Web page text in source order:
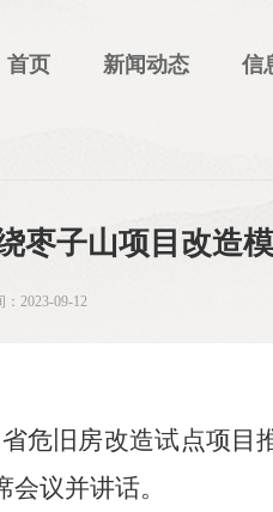
首页 新闻动态 信
枣子山项目改造
2023-09-12
危旧房改造试点项目
议并讲话。